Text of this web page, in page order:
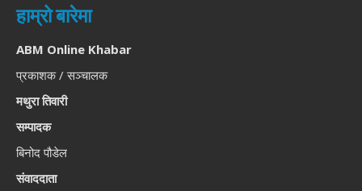
हाम्रो बारेमा
ABM Online Khabar
प्रकाशक / सञ्चालक
मथुरा तिवारी
सम्पादक
बिनोद पौडेल
संवाददाता